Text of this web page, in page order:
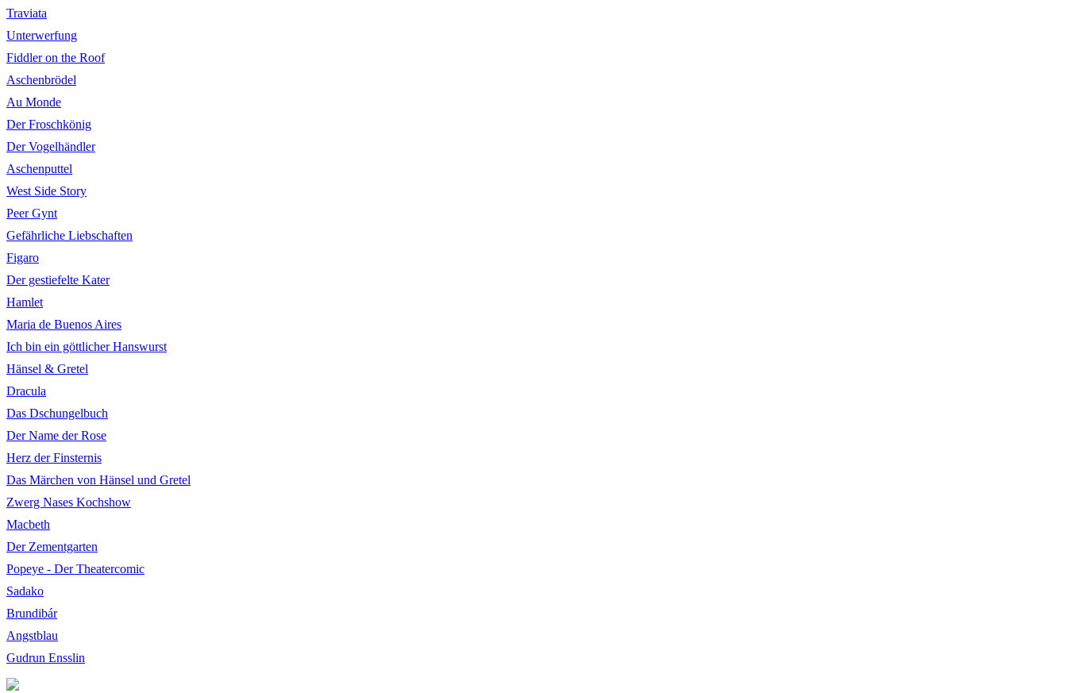
Traviata
Unterwerfung
Fiddler on the Roof
Aschenbrödel
Au Monde
Der Froschkönig
Der Vogelhändler
Aschenputtel
West Side Story
Peer Gynt
Gefährliche Liebschaften
Figaro
Der gestiefelte Kater
Hamlet
Maria de Buenos Aires
Ich bin ein göttlicher Hanswurst
Hänsel & Gretel
Dracula
Das Dschungelbuch
Der Name der Rose
Herz der Finsternis
Das Märchen von Hänsel und Gretel
Zwerg Nases Kochshow
Macbeth
Der Zementgarten
Popeye - Der Theatercomic
Sadako
Brundibár
Angstblau
Gudrun Ensslin